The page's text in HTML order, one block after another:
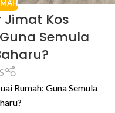
Kos
Semula
Rumah: Guna Semula